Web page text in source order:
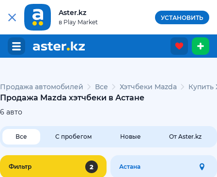
Aster.kz
в Play Market
УСТАНОВИТЬ
Продажа автомобилей Все Хэтчбеки Mazda Купить
Продажа Mazda хэтчбеки в Астане
6 авто
Все С пробегом Новые От Aster.kz
Фильтр 2 Астана